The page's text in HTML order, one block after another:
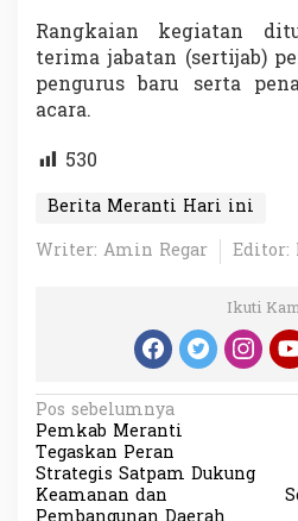
Rangkaian kegiatan
terima jabatan (sertijab)
pengurus baru serta
acara.
530
Berita Meranti Hari ini
Writer: Amin Regar
Editor:
Ikuti
N
a
v
Pos sebelumnya
Pemkab Meranti
Tegaskan Peran
Strategis Satpam Dukung
Keamanan dan